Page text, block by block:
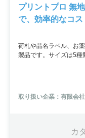
プリントプロ 無
で、効率的なコ
荷札や品名ラベル、お
製品です。サイズは5
りと再はくりのりから
たスリットが入ってい
取り扱い企業：有限会
カ